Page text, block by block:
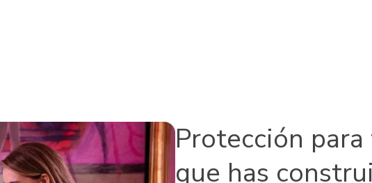
Protección
que has